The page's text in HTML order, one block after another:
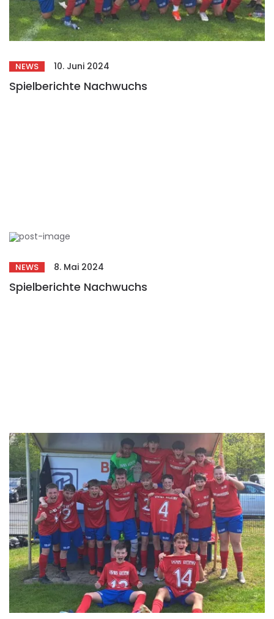
NEWS 10. Juni 2024
Spielberichte Nachwuchs
NEWS 8. Mai 2024
Spielberichte Nachwuchs